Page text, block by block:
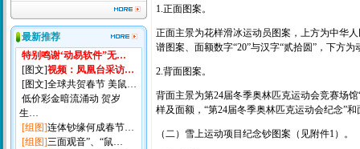
最新推荐
特别鸣谢‘动易软件”无…
[图文]视频：凤凰台采访…
[图文]全球共贺春节 美鼠…
低价彩金暗流涌动 贺岁
生…
[组图]连体钞缘何成春节…
[组图]三面观音”、“鼠…
1.正面图案。
正面主景为花样滑冰运动员图案，上方为中华
谱图案、面额数字“20”与汉字“贰拾圆”，下方
2.背面图案。
背面主景为第24届冬季奥林匹克运动会竞赛场
样及面额，“第24届冬季奥林匹克运动会纪念”
（二）雪上运动项目纪念钞图案（见附件1）。